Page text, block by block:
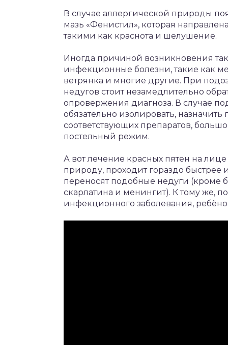
В случае аллергической природы
мазь «Фенистил», которая
такими как краснота и шелушение.
Иногда причиной возникновения
инфекционные болезни, такие как
ветрянка и многие другие. При
недугов стоит незамедлительно
опровержения диагноза. В случае
обязательно изолировать,
соответствующих препаратов,
постельный режим.
А вот лечение красных пятен на
природу, проходит гораздо быстрее
переносят подобные недуги (кроме
скарлатина и менингит). К тому же,
инфекционного заболевания,